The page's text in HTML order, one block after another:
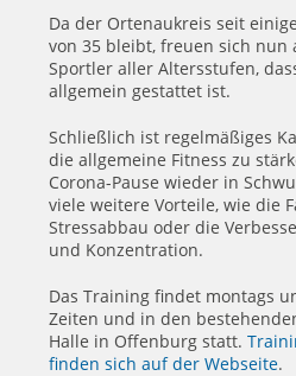
Da der Ortenaukreis seit
von 35 bleibt, freuen sich
Sportler aller Altersstufen,
allgemein gestattet ist.
Schließlich ist regelmäßiges
die allgemeine Fitness zu
Corona-Pause wieder in
viele weitere Vorteile, wie die
Stressabbau oder die
und Konzentration.
Das Training findet montags
Zeiten und in den
Halle in Offenburg statt.
finden sich auf der Webseite.